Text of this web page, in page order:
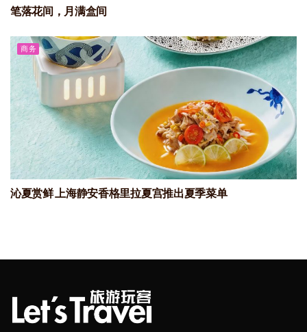
笔落花间，月满盒间
商务
沁夏赏鲜 上海静安香格里拉夏宫推出夏季菜单